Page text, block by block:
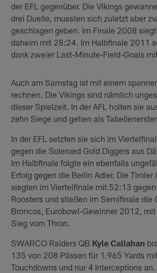
der EFL gegenüber. Die Vikings
drei Duelle, mussten sich zuletzt aber
geschlagen geben. Im Finale 2008
daheim mit 28:24. Im Halbfinale 2011
dank zweier Last-Minute-Field-Goals
Auch am Samstag ist mit einem
rechnen. Die Vikings sind nämlich
dieser Spielzeit. In der AFL holten sie
zehn Siege und gehen als
In der EFL setzten sie sich im
gegen die Soleroed Gold Diggers aus
Im Halbfinale folgte ein ebenfalls
Erfolg gegen die Berlin Adler. Die Tiroler
siegten im Viertelfinale mit 52:13
Roosters und stießen im Semifinale die
Broncos, Eurobowl-Gewinner 2012,
Sieg vom Thron.
SWARCO Raiders QB Kyle Callahan
135 von 208 Pässen für 1.965 Yards
Touchdowns und nur 4 Interceptions